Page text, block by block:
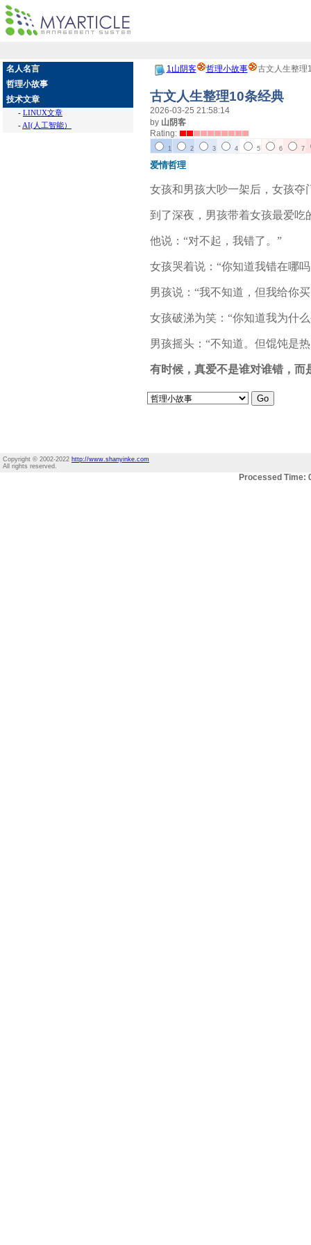
名人名言
哲理小故事
技术文章
- LINUX文章
- AI(人工智能）
1山阴客 哲理小故事 古文人生整理
古文人生整理10条经典
2026-03-25 21:58:14
by 山阴客
Rating:
1 2 3 4 5 6 7
爱情哲理
女孩和男孩大吵一架后，女孩夺
到了深夜，男孩带着女孩最爱吃
他说：“对不起，我错了。”
女孩哭着说：“你知道我错在哪
男孩说：“我不知道，但我给你
女孩破涕为笑：“你知道我为什
男孩摇头：“不知道。但馄饨是
有时候，真爱不是谁对谁错，而
Copyright © 2002-2022 http://www.shanyinke.com
All rights reserved.
Processed Time: